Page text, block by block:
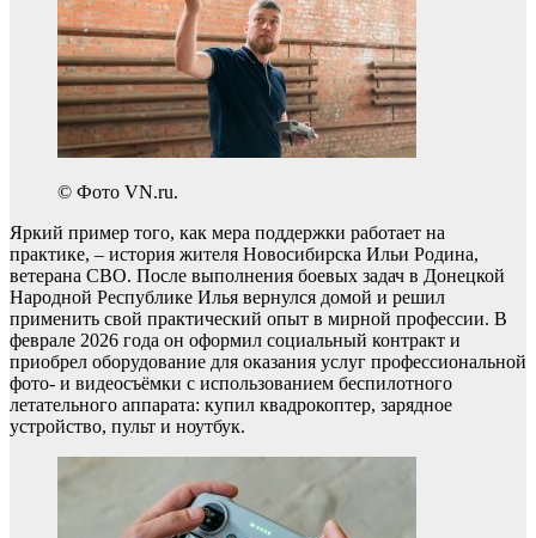
© Фото VN.ru.
Яркий пример того, как мера поддержки работает на
практике, – история жителя Новосибирска Ильи Родина,
ветерана СВО. После выполнения боевых задач в Донецкой
Народной Республике Илья вернулся домой и решил
применить свой практический опыт в мирной профессии. В
феврале 2026 года он оформил социальный контракт и
приобрел оборудование для оказания услуг профессиональной
фото- и видеосъёмки с использованием беспилотного
летательного аппарата: купил квадрокоптер, зарядное
устройство, пульт и ноутбук.